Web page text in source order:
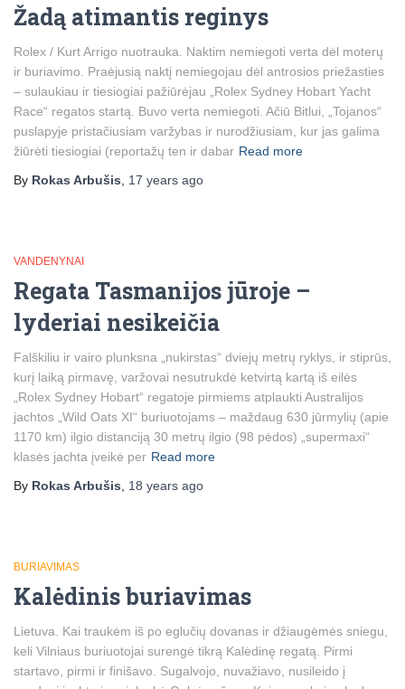
Žadą atimantis reginys
Rolex / Kurt Arrigo nuotrauka. Naktim nemiegoti verta dėl moterų
ir buriavimo. Praėjusią naktį nemiegojau dėl antrosios priežasties
– sulaukiau ir tiesiogiai pažiūrėjau „Rolex Sydney Hobart Yacht
Race“ regatos startą. Buvo verta nemiegoti. Ačiū Bitlui, „Tojanos“
puslapyje pristačiusiam varžybas ir nurodžiusiam, kur jas galima
žiūrėti tiesiogiai (reportažų ten ir dabar Read more
By Rokas Arbušis 17 years ago
VANDENYNAI
Regata Tasmanijos jūroje –
lyderiai nesikeičia
Falškiliu ir vairo plunksna „nukirstas“ dviejų metrų ryklys, ir stiprūs,
kurį laiką pirmavę, varžovai nesutrukdė ketvirtą kartą iš eilės
„Rolex Sydney Hobart“ regatoje pirmiems atplaukti Australijos
jachtos „Wild Oats XI“ buriuotojams – maždaug 630 jūrmylių (apie
1170 km) ilgio distanciją 30 metrų ilgio (98 pėdos) „supermaxi“
klasės jachta įveikė per Read more
By Rokas Arbušis 18 years ago
BURIAVIMAS
Kalėdinis buriavimas
Lietuva. Kai traukėm iš po eglučių dovanas ir džiaugėmės sniegu,
keli Vilniaus buriuotojai surengė tikrą Kalėdinę regatą. Pirmi
startavo, pirmi ir finišavo. Sugalvojo, nuvažiavo, nusileido į